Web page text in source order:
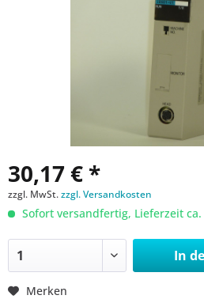
30,17 € *
zzgl. MwSt.zzgl. Versandkosten
Sofort versandfertig, Lieferzeit
In
Merken